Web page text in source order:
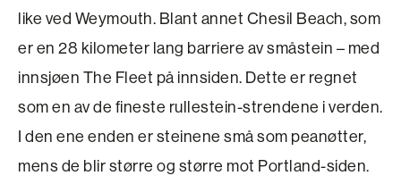
like ved Weymouth. Blant annet Chesil Beach, som
er en 28 kilometer lang barriere av småstein – med
innsjøen The Fleet på innsiden. Dette er regnet
som en av de fineste rullestein-strendene i verden.
I den ene enden er steinene små som peanøtter,
mens de blir større og større mot Portland-siden.